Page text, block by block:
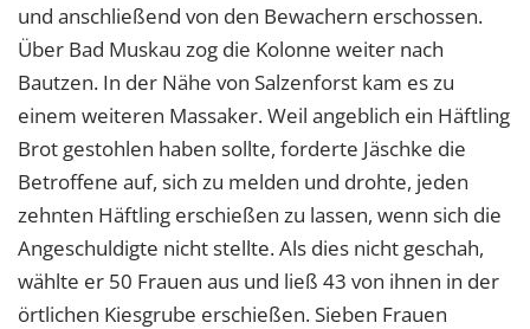
und anschließend von den Bewachern erschossen.
Über Bad Muskau zog die Kolonne weiter nach
Bautzen. In der Nähe von Salzenforst kam es zu
einem weiteren Massaker. Weil angeblich ein Häftling
Brot gestohlen haben sollte, forderte Jäschke die
Betroffene auf, sich zu melden und drohte, jeden
zehnten Häftling erschießen zu lassen, wenn sich die
Angeschuldigte nicht stellte. Als dies nicht geschah,
wählte er 50 Frauen aus und ließ 43 von ihnen in der
örtlichen Kiesgrube erschießen. Sieben Frauen